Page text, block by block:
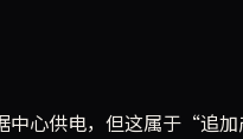
心供电，但这属于“追加